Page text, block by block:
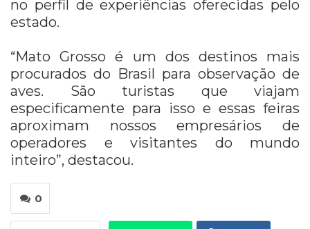
no perfil de experiências oferecidas pelo
estado.
“Mato Grosso é um dos destinos mais
procurados do Brasil para observação de
aves. São turistas que viajam
especificamente para isso e essas feiras
aproximam nossos empresários de
operadores e visitantes do mundo
inteiro”, destacou.
0